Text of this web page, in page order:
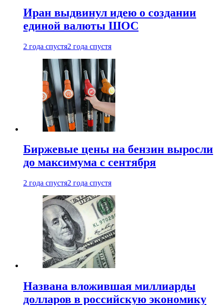
Иран выдвинул идею о создании
единой валюты ШОС
2 года спустя2 года спустя
Биржевые цены на бензин выросли
до максимума с сентября
2 года спустя2 года спустя
Названа вложившая миллиарды
долларов в российскую экономику